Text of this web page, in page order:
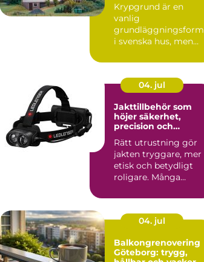
Krypgrund är en
vanlig
grundläggningsform
i svenska hus, men
uts...
04. jul
Jakttillbehör som
höjer säkerhet,
precision och
Rätt utrustning gör
jakten tryggare, mer
etisk och betydligt
roligare. Många
vapen...
04. jul
Balkongrenovering
Göteborg: trygg,